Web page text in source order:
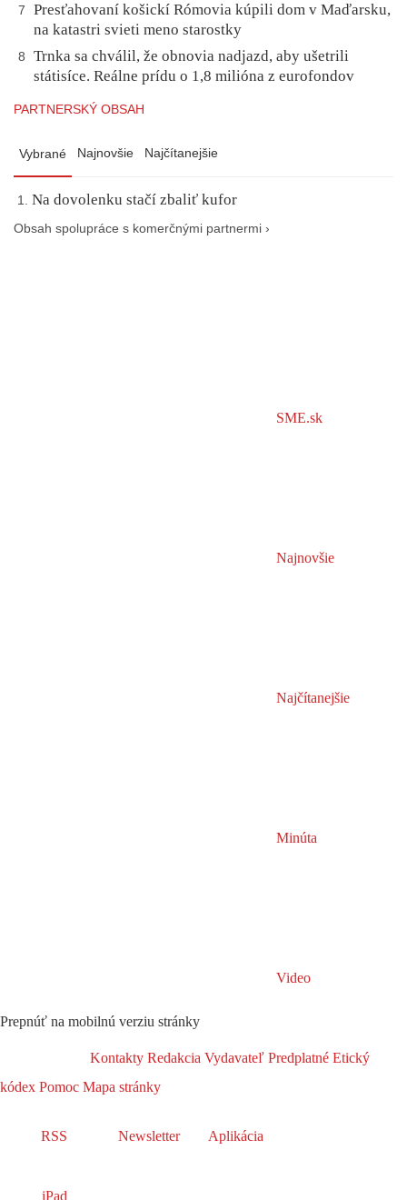
7
Presťahovaní košickí Rómovia kúpili dom v Maďarsku,
na katastri svieti meno starostky
8
Trnka sa chválil, že obnovia nadjazd, aby ušetrili
státisíce. Reálne prídu o 1,8 milióna z eurofondov
PARTNERSKÝ OBSAH
Vybrané Najnovšie Najčítanejšie
Na dovolenku stačí zbaliť kufor
Obsah spolupráce s komerčnými partnermi ›
SME.sk
Najnovšie
Najčítanejšie
Minúta
Video
Prepnúť na mobilnú verziu stránky
Kontakty Redakcia Vydavateľ Predplatné Etický
kódex Pomoc Mapa stránky
RSS Newsletter Aplikácia
iPad